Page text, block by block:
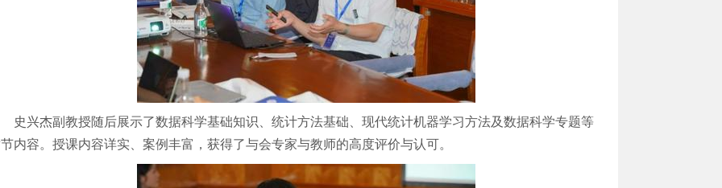
史兴杰副教授随后展示了数据科学基础知识、统计方法基础、现代统计机器学习方法及数据科学专题等
内容。授课内容详实、案例丰富，获得了与会专家与教师的高度评价与认可。